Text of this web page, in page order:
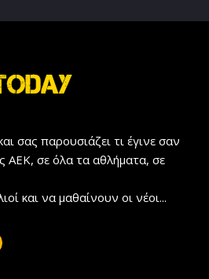
σας παρουσιάζει τι έγινε σαν
ΑΕΚ, σε όλα τα αθλήματα, σε
και να μαθαίνουν οι νέοι...